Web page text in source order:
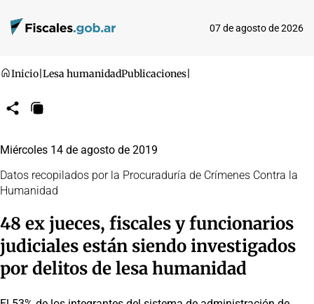
07 de agosto de 2026
Inicio Lesa humanidadPublicaciones
CompartirCopiar
Miércoles 14 de agosto de 2019
Datos recopilados por la Procuraduría de Crímenes Contra la
Humanidad
48 ex jueces, fiscales y funcionarios
judiciales están siendo investigados
por delitos de lesa humanidad